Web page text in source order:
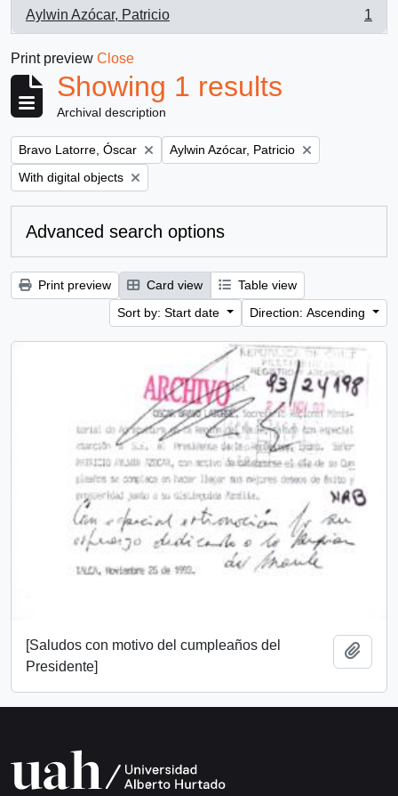
Aylwin Azócar, Patricio
, 1 results
1
Print preview Close
Showing 1 results
Archival description
Remove filter:
Bravo Latorre, Óscar Remove filter:
Aylwin Azócar, Patricio
Remove filter:
With digital objects
Advanced search options
Print preview Card view
Table view
Sort by: Start date
Direction: Ascending
[Saludos con motivo del cumpleaños del
Presidente]